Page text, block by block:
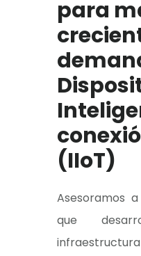
para
(IIoT)
Asesoramos
que